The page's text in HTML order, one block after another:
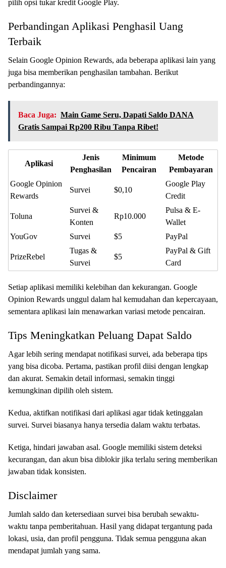
pilih opsi tukar kredit Google Play.
Perbandingan Aplikasi Penghasil Uang
Terbaik
Selain Google Opinion Rewards, ada beberapa aplikasi lain yang
juga bisa memberikan penghasilan tambahan. Berikut
perbandingannya:
Baca Juga: Main Game Seru, Dapati Saldo DANA
Gratis Sampai Rp200 Ribu Tanpa Ribet!
Aplikasi
Jenis
Penghasilan
Minimum
Pencairan
Metode
Pembayaran
Google Opinion
Rewards
Survei $0,10
Google Play
Credit
Toluna
Survei &
Konten
Rp10.000
Pulsa & E-
Wallet
YouGov
Survei $5 PayPal
PrizeRebel
Tugas &
Survei
$5
PayPal & Gift
Card
Setiap aplikasi memiliki kelebihan dan kekurangan. Google
Opinion Rewards unggul dalam hal kemudahan dan kepercayaan,
sementara aplikasi lain menawarkan variasi metode pencairan.
Tips Meningkatkan Peluang Dapat Saldo
Agar lebih sering mendapat notifikasi survei, ada beberapa tips
yang bisa dicoba. Pertama, pastikan profil diisi dengan lengkap
dan akurat. Semakin detail informasi, semakin tinggi
kemungkinan dipilih oleh sistem.
Kedua, aktifkan notifikasi dari aplikasi agar tidak ketinggalan
survei. Survei biasanya hanya tersedia dalam waktu terbatas.
Ketiga, hindari jawaban asal. Google memiliki sistem deteksi
kecurangan, dan akun bisa diblokir jika terlalu sering memberikan
jawaban tidak konsisten.
Disclaimer
Jumlah saldo dan ketersediaan survei bisa berubah sewaktu-
waktu tanpa pemberitahuan. Hasil yang didapat tergantung pada
lokasi, usia, dan profil pengguna. Tidak semua pengguna akan
mendapat jumlah yang sama.